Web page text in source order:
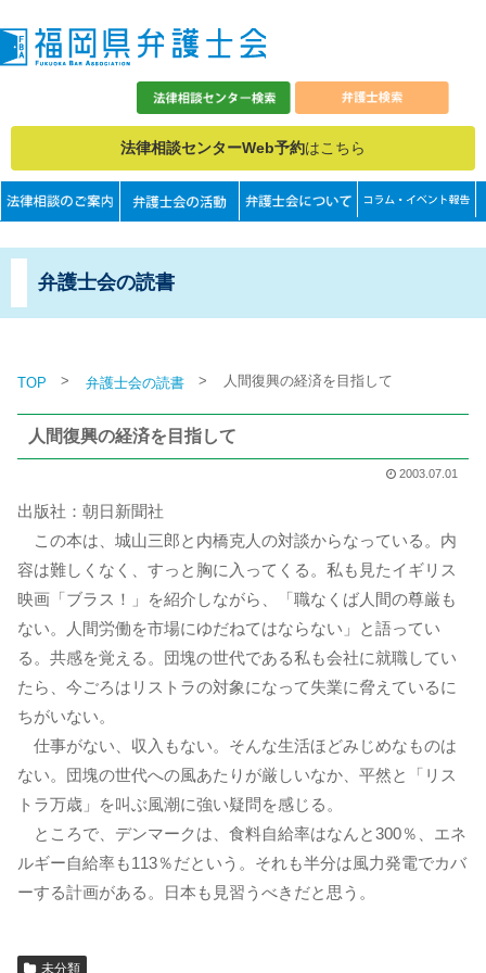
法律相談センターWeb予約はこちら
弁護士会の読書
TOP > 弁護士会の読書 > 人間復興の経済を目指して
人間復興の経済を目指して
2003.07.01
出版社：朝日新聞社
この本は、城山三郎と内橋克人の対談からなっている。内
容は難しくなく、すっと胸に入ってくる。私も見たイギリス
映画「ブラス！」を紹介しながら、「職なくば人間の尊厳も
ない。人間労働を市場にゆだねてはならない」と語ってい
る。共感を覚える。団塊の世代である私も会社に就職してい
たら、今ごろはリストラの対象になって失業に脅えているに
ちがいない。
仕事がない、収入もない。そんな生活ほどみじめなものは
ない。団塊の世代への風あたりが厳しいなか、平然と「リス
トラ万歳」を叫ぶ風潮に強い疑問を感じる。
ところで、デンマークは、食料自給率はなんと300％、エネ
ルギー自給率も113％だという。それも半分は風力発電でカバ
ーする計画がある。日本も見習うべきだと思う。
未分類